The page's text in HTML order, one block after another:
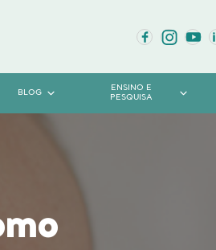
BLOG
ENSINO E
PESQUISA